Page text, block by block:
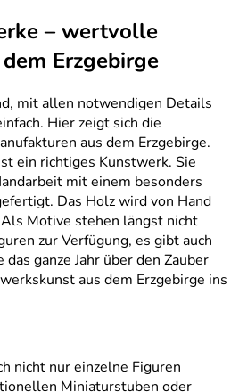
– wertvolle
Erzgebirge
mit allen notwendigen Details
Hier zeigt sich die
aus dem Erzgebirge.
ein richtiges Kunstwerk. Sie
mit einem besonders
Das Holz wird von Hand
Motive stehen längst nicht
zur Verfügung, es gibt auch
ganze Jahr über den Zauber
aus dem Erzgebirge ins
nicht nur einzelne Figuren
Miniaturstuben oder